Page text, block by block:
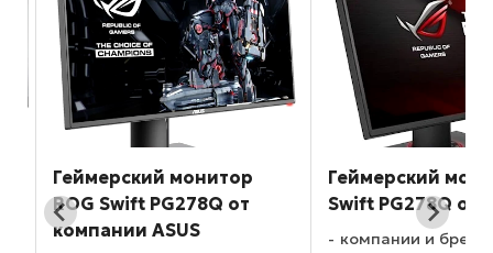
Геймерский монитор
ROG Swift PG278Q от
компании ASUS
Геймерский
Swift PG278Q от
компании и